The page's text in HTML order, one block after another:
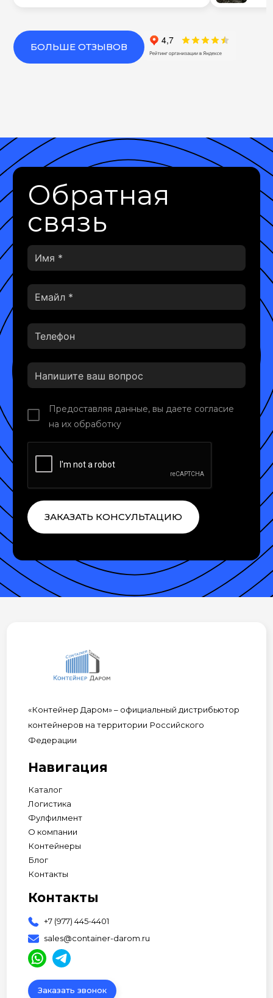
БОЛЬШЕ ОТЗЫВОВ
Обратная
связь
Предоставляя данные, вы даете согласие
на их обработку
ЗАКАЗАТЬ КОНСУЛЬТАЦИЮ
«Контейнер Даром» – официальный дистрибьютор
контейнеров на территории Российского
Федерации
Навигация
Каталог
Логистика
Фулфилмент
О компании
Контейнеры
Блог
Контакты
Контакты
+7 (977) 445-4401
sales@container-darom.ru
Заказать звонок